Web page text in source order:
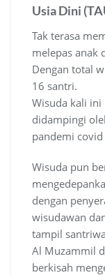
Usia Dini
Tak terasa
melepas anak
Dengan total
16 santri.
Wisuda kali ini
didampingi
pandemi covid
Wisuda pun
dengan
wisudawan
tampil
Al Muzammil
berkisah